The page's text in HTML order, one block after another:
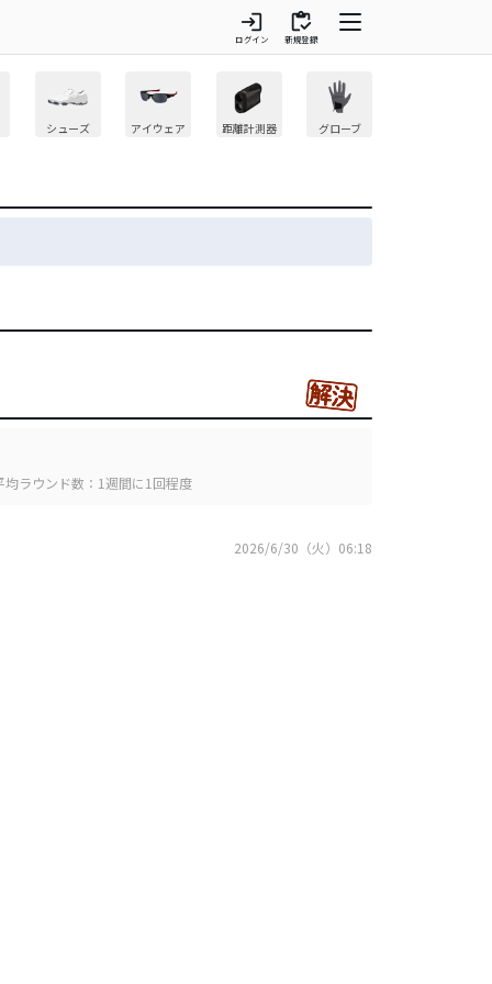
login
ログイン
inventory
新規登録
シューズ アイウェア 距離計測器 グローブ
均ラウンド数：1週間に1回程度
2026/6/30（火）06:18